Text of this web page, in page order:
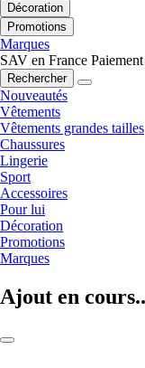
Décoration
Promotions
Marques
SAV en France
Rechercher
Nouveautés
Vêtements
Vêtements grandes tailles
Chaussures
Lingerie
Sport
Accessoires
Pour lui
Décoration
Promotions
Marques
Ajout en